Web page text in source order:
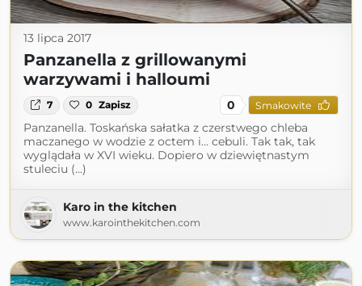
13 lipca 2017
Panzanella z grillowanymi
warzywami i halloumi
7 0 Zapisz 0 Smakowite
Panzanella. Toskańska sałatka z czerstwego chleba
maczanego w wodzie z octem i… cebuli. Tak tak, tak
wyglądała w XVI wieku. Dopiero w dziewiętnastym
stuleciu (...)
Karo in the kitchen
www.karointhekitchen.com